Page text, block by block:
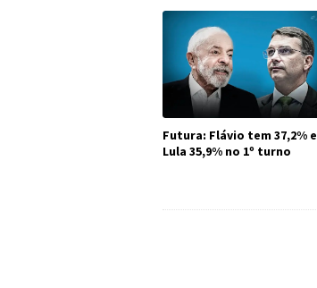
Futura: Flávio tem 37,2% e
Lula 35,9% no 1º turno